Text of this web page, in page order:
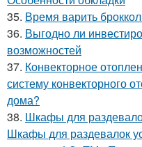
35. Время варить
36. Выгодно ли
возможностей
37. Конвекторное
систему конвекторного
дома?
38. Шкафы для
Шкафы для раздевалок